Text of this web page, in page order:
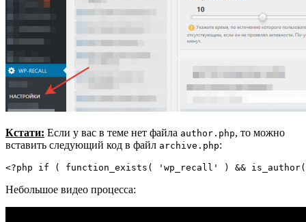
Кстати: Если у вас в теме нет файла author.php, то можно
вставить следующий код в файл archive.php:
<?php if ( function_exists( 'wp_recall' ) &&
Небольшое видео процесса: